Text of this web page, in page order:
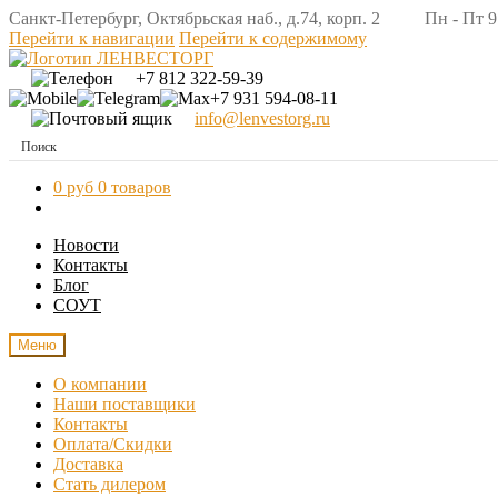
Санкт-Петербург, Октябрьская наб., д.74, корп. 2 Пн - Пт
Перейти к навигации Перейти к содержимому
+7 812 322-59-39
+7 931 594-08-11
info@lenvestorg.ru
0 руб 0 товаров
Новости
Контакты
Блог
СОУТ
Меню
О компании
Наши поставщики
Контакты
Оплата/Скидки
Доставка
Стать дилером